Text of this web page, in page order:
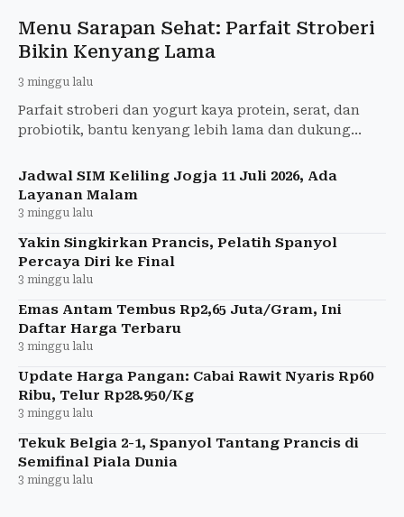
Menu Sarapan Sehat: Parfait Stroberi
Bikin Kenyang Lama
3 minggu lalu
Parfait stroberi dan yogurt kaya protein, serat, dan
probiotik, bantu kenyang lebih lama dan dukung
Jadwal SIM Keliling Jogja 11 Juli 2026, Ada
Layanan Malam
3 minggu lalu
Yakin Singkirkan Prancis, Pelatih Spanyol
Percaya Diri ke Final
3 minggu lalu
Emas Antam Tembus Rp2,65 Juta/Gram, Ini
Daftar Harga Terbaru
3 minggu lalu
Update Harga Pangan: Cabai Rawit Nyaris Rp60
Ribu, Telur Rp28.950/Kg
3 minggu lalu
Tekuk Belgia 2-1, Spanyol Tantang Prancis di
Semifinal Piala Dunia
3 minggu lalu